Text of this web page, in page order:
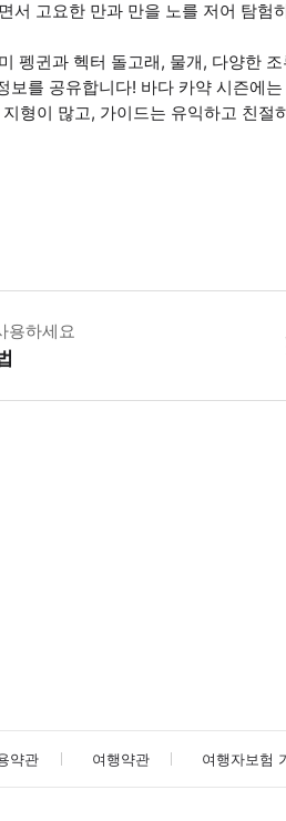
서 고요한 만과 만을 노를 저어 탐험
펭귄과 헥터 돌고래, 물개, 다양한 조
보를 공유합니다! 바다 카약 시즌에
형이 많고, 가이드는 유익하고 친절
에 식수를 담아 가져오세요 가벼운 바람
용하세요
약관 여행약관 여행자보험